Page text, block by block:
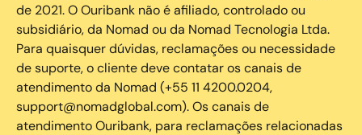
de 2021. O Ouribank não é afiliado, controlado ou
subsidiário, da Nomad ou da Nomad Tecnologia Ltda.
Para quaisquer dúvidas, reclamações ou necessidade
de suporte, o cliente deve contatar os canais de
atendimento da Nomad (+55 11 4200.0204,
support@nomadglobal.com). Os canais de
atendimento Ouribank, para reclamações relacionadas